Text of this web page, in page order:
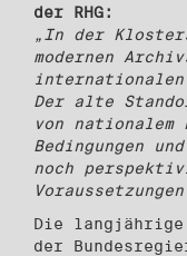
der RHG:
„In der
modernen
Der alte
von
Bedingungen
noch
Die langjährige
der